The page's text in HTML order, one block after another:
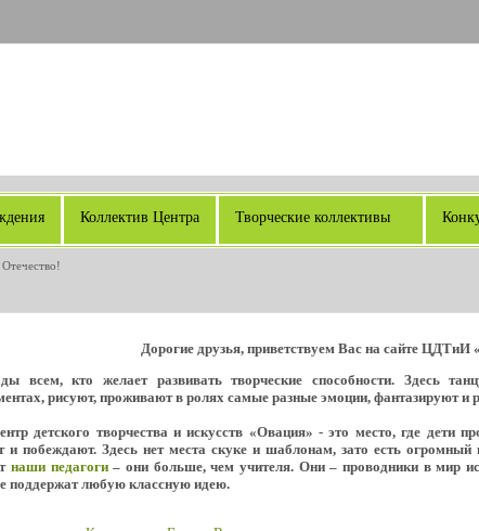
Коллектив Центра Творческие коллективы
Дорогие друзья, приветствуем Вас на сайте ЦДТиИ
всем, кто желает развивать творческие способности. Здесь
рисуют, проживают в ролях самые разные эмоции, фантазируют и
детского творчества и искусств «Овация» - это место, где дети
и побеждают. Здесь нет места скуке и шаблонам, зато есть
наши педагоги– они больше, чем учителя. Они – проводники в мир
поддержат любую классную идею.